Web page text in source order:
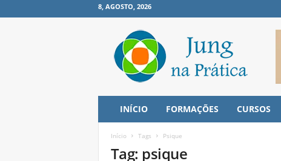
8, AGOSTO, 2026
INÍCIO FORMAÇÕES CURSOS
Início Tags Psique
Tag: psique